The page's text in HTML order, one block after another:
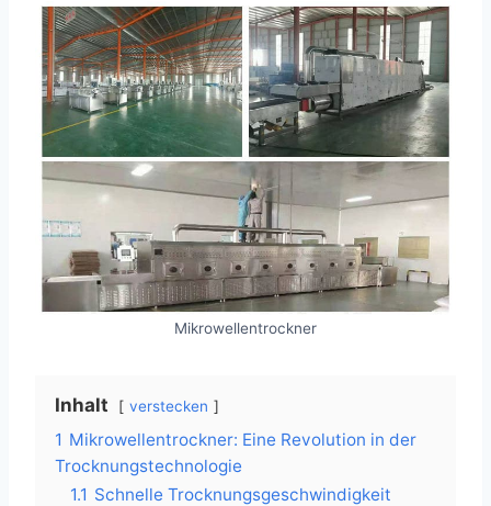
Mikrowellentrockner
Inhalt verstecken
1 Mikrowellentrockner: Eine Revolution in der
Trocknungstechnologie
1.1 Schnelle Trocknungsgeschwindigkeit